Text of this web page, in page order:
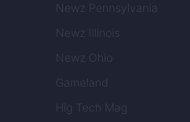
Newz Pennsylvania
Newz Illinois
Newz Ohio
Gameland
Hig Tech Mag